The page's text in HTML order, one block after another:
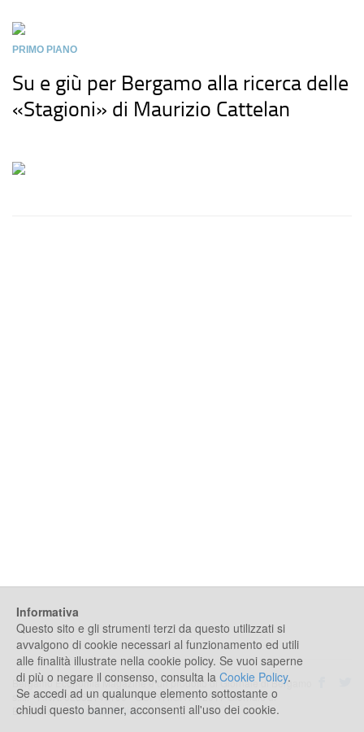
PRIMO PIANO
Su e giù per Bergamo alla ricerca delle
«Stagioni» di Maurizio Cattelan
Bergamo Economia Magazine è un prodotto di Giornale di Bergamo
s.r.l. - P.IVA: 02552140168 - COPYRIGHT ©2017 Giornale di
Bergamo s.r.l -Cookie Policy
Informativa
Questo sito e gli strumenti terzi da questo utilizzati si
avvalgono di cookie necessari al funzionamento ed utili
alle finalità illustrate nella cookie policy. Se vuoi saperne
di più o negare il consenso, consulta la Cookie Policy.
Se accedi ad un qualunque elemento sottostante o
chiudi questo banner, acconsenti all'uso dei cookie.